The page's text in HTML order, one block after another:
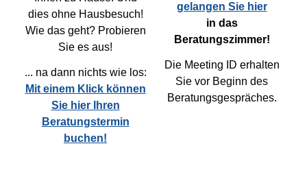
dies ohne Hausbesuch!
Wie das geht? Probieren
Sie es aus!
... na dann nichts wie los:
Mit einem Klick können
Sie hier Ihren
Beratungstermin
buchen!
gelangen Sie hier
in das
Beratungszimmer!
Die Meeting ID erhalten
Sie vor Beginn des
Beratungsgespräches.